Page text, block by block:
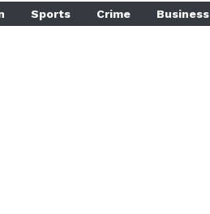
Sports Crime Business